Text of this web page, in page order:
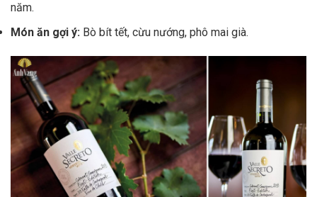
năm.
Món ăn gợi ý: Bò bít tết, cừu nướng, phô mai già.